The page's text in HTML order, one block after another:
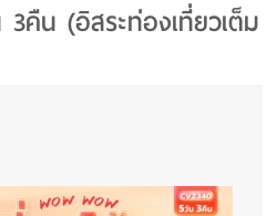
3คืน (อิสระท่องเที่ยวเต็ม